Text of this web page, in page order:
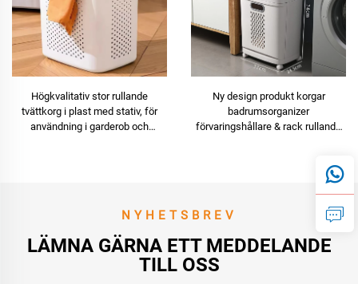
Högkvalitativ stor rullande
tvättkorg i plast med stativ, för
användning i garderob och
Ny design produkt korgar
badrumsorganizer
förvaringshållare & rack rullande
NYHETSBREV
LÄMNA GÄRNA ETT MEDDELANDE
TILL OSS